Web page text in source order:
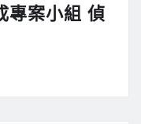
專案小組 偵